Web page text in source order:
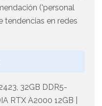
('personal
tendencias en redes
32GB DDR5-
RTX A2000 12GB |